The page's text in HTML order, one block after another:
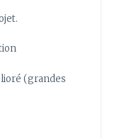
(grandes